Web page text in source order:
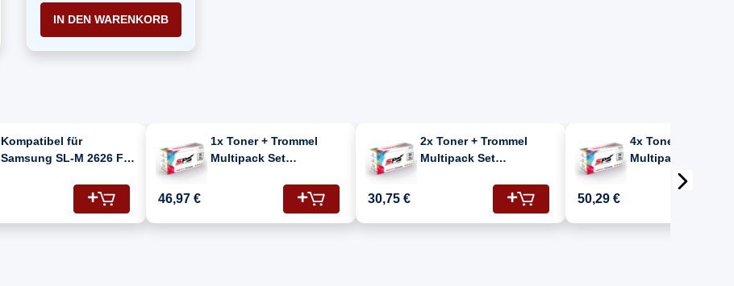
IN DEN WARENKORB
Kompatibel für
Samsung SL-M 2626 F
1x Toner + Trommel
Multipack Set
Samsung SL-M 2626 F
(MLT-R116/ELS/SEE,
MLT-D116L)
46,97 €
2x Toner + Trommel
Multipack Set
Samsung SL-M 2626 F
(MLT-R116/ELS/SEE,
MLT-D116L)
30,75 €
4x Toner +
Multipack Set
Kompatibel für
Samsung SL-M
MLT-D116L)
50,29 €